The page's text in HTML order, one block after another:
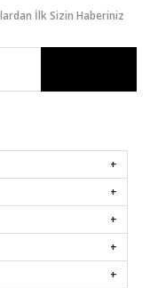
İlk Sizin Haberiniz